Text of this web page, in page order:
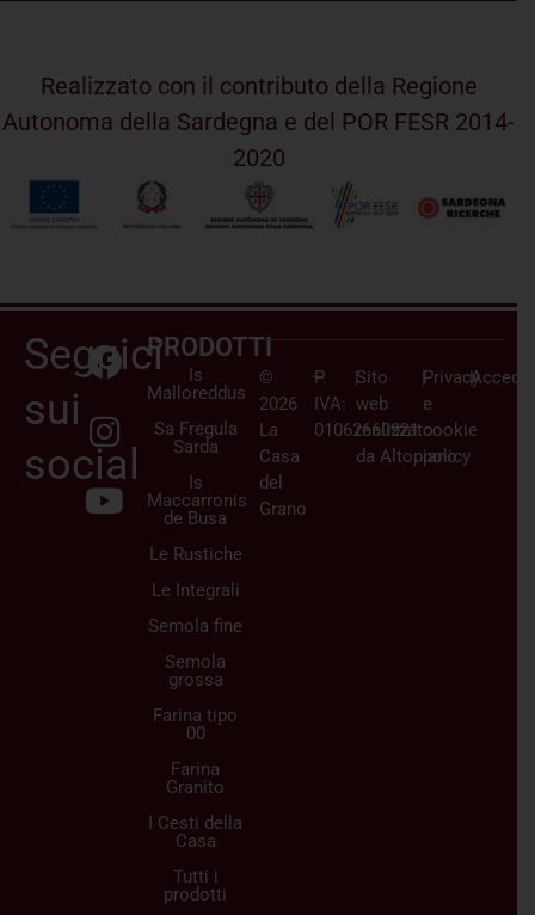
Realizzato con il contributo della Regione
Autonoma della Sardegna e del POR FESR 2014-
2020
Seguici
sui
social
PRODOTTI
Is
Malloreddus
Sa Fregula
Sarda
Is
Maccarronis
de Busa
Le Rustiche
Le Integrali
Semola fine
Semola
grossa
Farina tipo
00
Farina
Granito
I Cesti della
Casa
Tutti i
prodotti
©
2026
La
Casa
del
Grano
–
P.
IVA:
01062660921
|Sito
web
realizzato
da Altopiano
|Privacy
e
cookie
policy
|